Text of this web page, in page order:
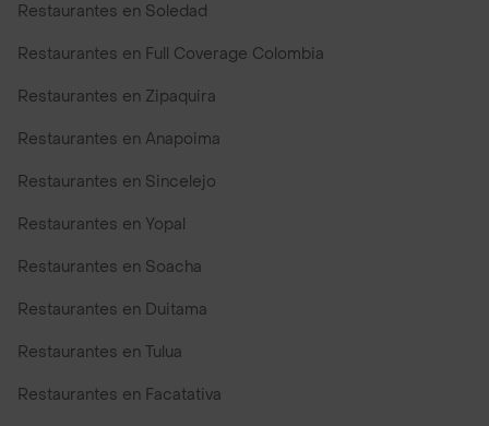
Restaurantes en Soledad
Restaurantes en Full Coverage Colombia
Restaurantes en Zipaquira
Restaurantes en Anapoima
Restaurantes en Sincelejo
Restaurantes en Yopal
Restaurantes en Soacha
Restaurantes en Duitama
Restaurantes en Tulua
Restaurantes en Facatativa